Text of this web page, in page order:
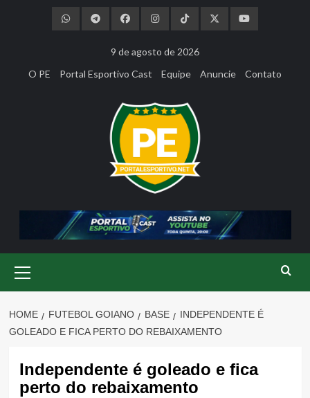
9 de agosto de 2026
O PE
Portal Esportivo Cast Equipe Anuncie Contato
Menu
HOME FUTEBOL GOIANO BASE
INDEPENDENTE É
GOLEADO E FICA PERTO DO REBAIXAMENTO
Independente é goleado e fica
perto do rebaixamento